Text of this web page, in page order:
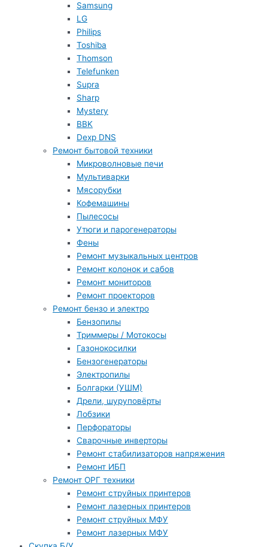
Samsung
LG
Philips
Toshiba
Thomson
Telefunken
Supra
Sharp
Mystery
BBK
Dexp DNS
Ремонт бытовой техники
Микроволновые печи
Мультиварки
Мясорубки
Кофемашины
Пылесосы
Утюги и парогенераторы
Фены
Ремонт музыкальных центров
Ремонт колонок и сабов
Ремонт мониторов
Ремонт проекторов
Ремонт бензо и электро
Бензопилы
Триммеры / Мотокосы
Газонокосилки
Бензогенераторы
Электропилы
Болгарки (УШМ)
Дрели, шуруповёрты
Лобзики
Перфораторы
Сварочные инверторы
Ремонт стабилизаторов напряжения
Ремонт ИБП
Ремонт ОРГ техники
Ремонт струйных принтеров
Ремонт лазерных принтеров
Ремонт струйных МФУ
Ремонт лазерных МФУ